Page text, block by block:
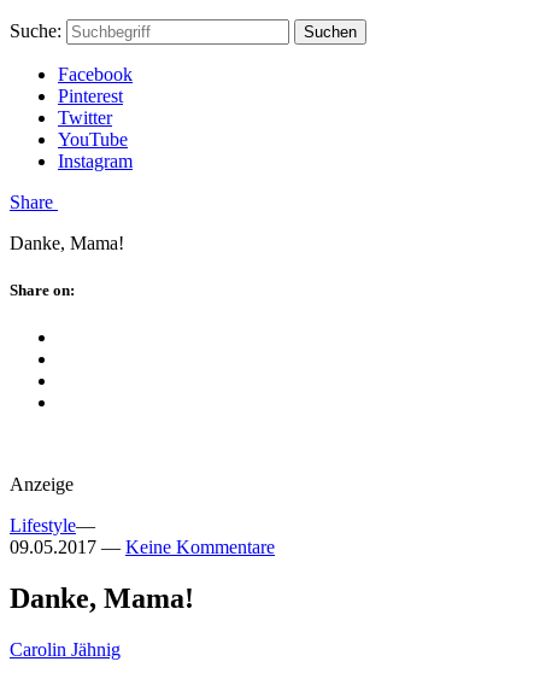
Skip
content
Hauptstadtmutti
Schließen
Search
Schließen
Suche: Suchen
Facebook
Pinterest
Twitter
YouTube
Instagram
Menü
Share
Danke, Mama!
Schließen
Share on:
Anzeige
Lifestyle—
09.05.2017 — Keine Kommentare
Danke, Mama!
Carolin Jähnig